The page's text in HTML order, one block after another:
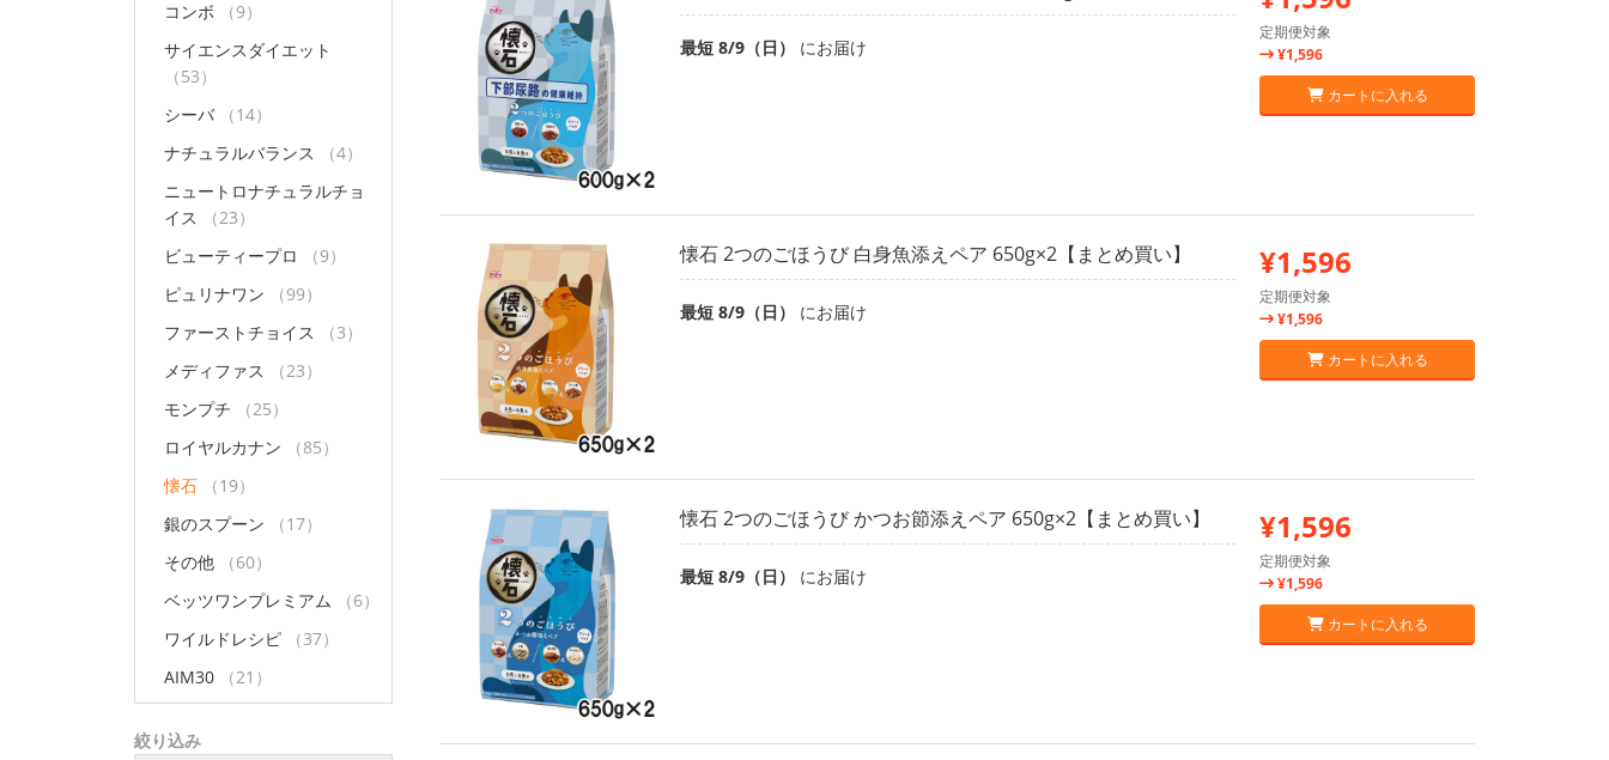
コンボ
（9）
サイエンスダイエット
（53）
シーバ
（14）
ナチュラルバランス
（4）
ニュートロナチュラルチョ
イス
（23）
ビューティープロ
（9）
ピュリナワン
（99）
ファーストチョイス
（3）
メディファス
（23）
モンプチ
（25）
ロイヤルカナン
（85）
懐石
（19）
銀のスプーン
（17）
その他
（60）
ベッツワンプレミアム
（6）
ワイルドレシピ
（37）
AIM30
（21）
絞り込み
最短 8/9（日） にお届け
定期便対象
¥1,596
カートに入れる
懐石 2つのごほうび 白身魚添えペア 650g×2【まとめ買い】
最短 8/9（日） にお届け
¥1,596
定期便対象
¥1,596
カートに入れる
懐石 2つのごほうび かつお節添えペア 650g×2【まとめ買い】
最短 8/9（日） にお届け
¥1,596
定期便対象
¥1,596
カートに入れる